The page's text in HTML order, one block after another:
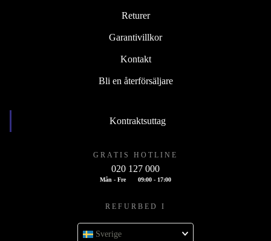
Returer
Garantivillkor
Kontakt
Bli en återförsäljare
Kontraktsuttag
GRATIS HOTLINE
020 127 000
Mån - Fre 09:00 - 17:00
REFURBED I
Sverige